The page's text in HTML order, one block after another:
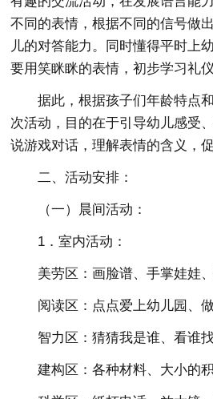
不同的表情，根据不同的信号做
儿的对答能力。同时懂得平时上
要用笑眯眯的表情，初步学习礼仪
据此，根据孩子们年龄特点
次活动，目的在于引导幼儿感受
说游戏对话，理解表情的含义，
二、活动安排：
（一）晨间活动：
1．室内活动：
美劳区：画脸谱、手掌娃娃
阅读区：点点爱上幼儿园、做
智力区：猜猜我是谁、看谁
建构区：各种材料、大小的